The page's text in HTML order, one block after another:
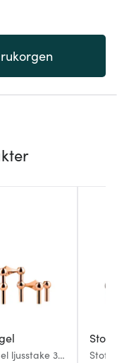
ljusstake 3-
Stoff
Stoff